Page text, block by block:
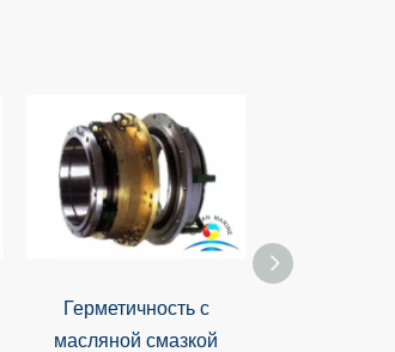
Герметичность с
масляной смазкой